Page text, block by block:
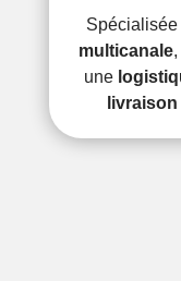
multicanale,
une